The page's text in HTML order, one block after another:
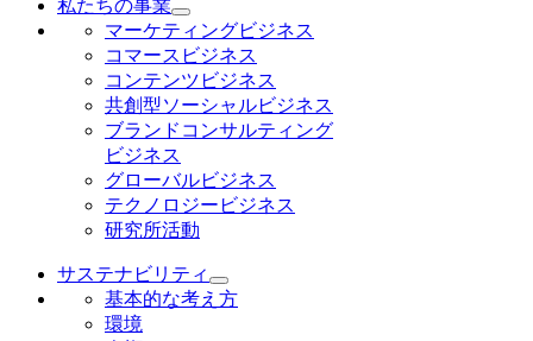
私たちの事業
マーケティングビジネス
コマースビジネス
コンテンツビジネス
共創型ソーシャルビジネス
ブランドコンサルティング
ビジネス
グローバルビジネス
テクノロジービジネス
研究所活動
サステナビリティ
基本的な考え方
環境